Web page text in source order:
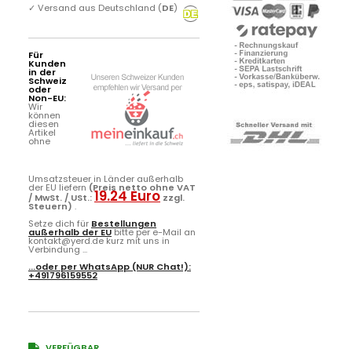
✓ Versand aus Deutschland (DE)
Für
Kunden
in der
Schweiz
oder
Non-EU:
Wir
können
diesen
Artikel
ohne
Umsatzsteuer in Länder außerhalb
der EU liefern (Preis netto ohne VAT
/ MwSt. / USt.:19.24 Euro zzgl.
Steuern) .
Setze dich für Bestellungen
außerhalb der EUbitte per e-Mail an
kontakt@yerd.de kurz mit uns in
Verbindung ...
...oder perWhatsApp (NUR Chat!):
+491796159552